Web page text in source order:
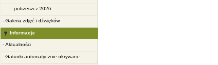
- potrzeszcz 2026
- Galeria zdjęć i dźwięków
Informacje
- Aktualności
- Gatunki automatycznie ukrywane